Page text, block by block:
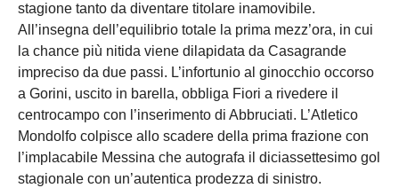
stagione tanto da diventare titolare inamovibile.
All’insegna dell’equilibrio totale la prima mezz’ora, in cui
la chance più nitida viene dilapidata da Casagrande
impreciso da due passi. L’infortunio al ginocchio occorso
a Gorini, uscito in barella, obbliga Fiori a rivedere il
centrocampo con l’inserimento di Abbruciati. L’Atletico
Mondolfo colpisce allo scadere della prima frazione con
l’implacabile Messina che autografa il diciassettesimo gol
stagionale con un’autentica prodezza di sinistro.